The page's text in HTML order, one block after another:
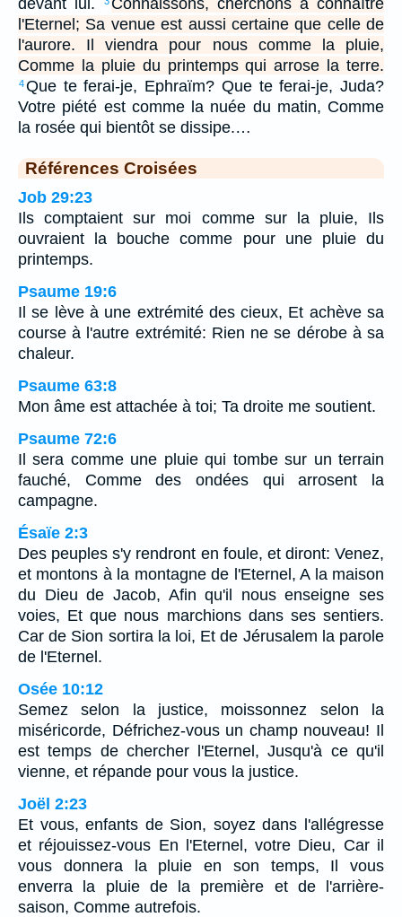
l'Eternel; Sa venue est aussi certaine que celle de
l'aurore. Il viendra pour nous comme la pluie,
Comme la pluie du printemps qui arrose la terre.
4Que te ferai-je, Ephraïm? Que te ferai-je, Juda?
Votre piété est comme la nuée du matin, Comme
la rosée qui bientôt se dissipe.…
Références Croisées
Job 29:23
Ils comptaient sur moi comme sur la pluie, Ils
ouvraient la bouche comme pour une pluie du
printemps.
Psaume 19:6
Il se lève à une extrémité des cieux, Et achève sa
course à l'autre extrémité: Rien ne se dérobe à sa
chaleur.
Psaume 63:8
Mon âme est attachée à toi; Ta droite me soutient.
Psaume 72:6
Il sera comme une pluie qui tombe sur un terrain
fauché, Comme des ondées qui arrosent la
campagne.
Ésaïe 2:3
Des peuples s'y rendront en foule, et diront: Venez,
et montons à la montagne de l'Eternel, A la maison
du Dieu de Jacob, Afin qu'il nous enseigne ses
voies, Et que nous marchions dans ses sentiers.
Car de Sion sortira la loi, Et de Jérusalem la parole
de l'Eternel.
Osée 10:12
Semez selon la justice, moissonnez selon la
miséricorde, Défrichez-vous un champ nouveau! Il
est temps de chercher l'Eternel, Jusqu'à ce qu'il
vienne, et répande pour vous la justice.
Joël 2:23
Et vous, enfants de Sion, soyez dans l'allégresse
et réjouissez-vous En l'Eternel, votre Dieu, Car il
vous donnera la pluie en son temps, Il vous
enverra la pluie de la première et de l'arrière-
saison, Comme autrefois.